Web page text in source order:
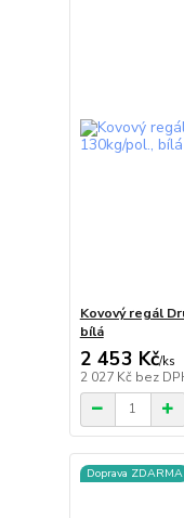
Kovový regál
bílá
2 453 Kč/ks
2 027 Kč bez
Doprava ZDARMA